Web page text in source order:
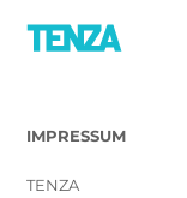
IMPRESSUM
TENZA